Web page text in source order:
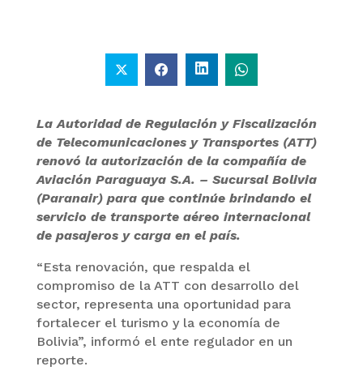
La Autoridad de Regulación y Fiscalización
de Telecomunicaciones y Transportes (ATT)
renovó la autorización de la compañía de
Aviación Paraguaya S.A. – Sucursal Bolivia
(Paranair) para que continúe brindando el
servicio de transporte aéreo internacional
de pasajeros y carga en el país.
“Esta renovación, que respalda el
compromiso de la ATT con desarrollo del
sector, representa una oportunidad para
fortalecer el turismo y la economía de
Bolivia”, informó el ente regulador en un
reporte.